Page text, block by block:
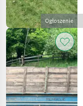
Ogłoszenie